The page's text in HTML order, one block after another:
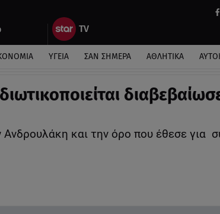
ΥΓΕΙΑ ΣΑΝ ΣΗΜΕΡΑ ΑΘΛΗΤΙΚΑ
Ανδρουλάκη και την όρο που έθεσε για